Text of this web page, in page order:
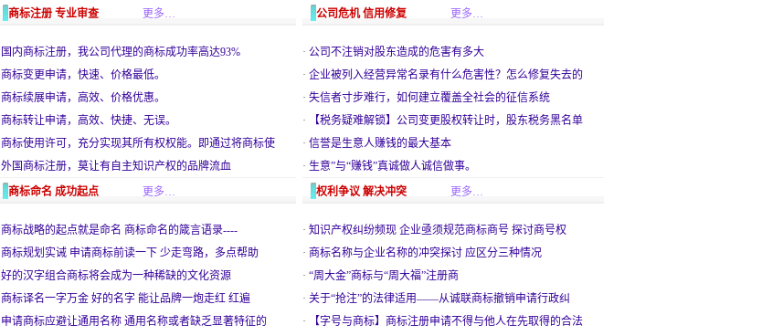
商标注册 专业审查 更多…
国内商标注册，我公司代理的商标成功率高达93%
商标变更申请，快速、价格最低。
商标续展申请，高效、价格优惠。
商标转让申请，高效、快捷、无误。
商标使用许可，充分实现其所有权权能。即通过将商标使
外国商标注册，莫让有自主知识产权的品牌流血
公司危机 信用修复 更多…
· 公司不注销对股东造成的危害有多大
· 企业被列入经营异常名录有什么危害性？怎么修复失去的
· 失信者寸步难行，如何建立覆盖全社会的征信系统
·
【税务疑难解锁】公司变更股权转让时，股东税务黑名单
· 信誉是生意人赚钱的最大基本
· 生意”与“赚钱”真诚做人诚信做事。
商标命名 成功起点
更多…
商标战略的起点就是命名 商标命名的箴言语录----
商标规划实诫 申请商标前读一下 少走弯路，多点帮助
好的汉字组合商标将会成为一种稀缺的文化资源
商标译名一字万金 好的名字 能让品牌一炮走红 红遍
申请商标应避让通用名称 通用名称或者缺乏显著特征的
权利争议 解决冲突 更多…
· 知识产权纠纷频现 企业亟须规范商标商号 探讨商号权
· 商标名称与企业名称的冲突探讨 应区分三种情况
· “周大金”商标与“周大福”注册商
· 关于“抢注”的法律适用——从诚联商标撤销申请行政纠
·
【字号与商标】商标注册申请不得与他人在先取得的合法